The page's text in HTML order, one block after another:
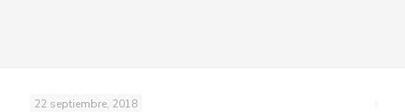
22 septiembre, 2018